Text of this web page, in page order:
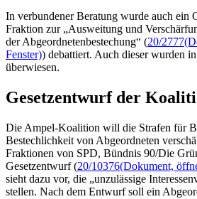
In verbundener Beratung wurde auch ein
Fraktion zur „Ausweitung und
der Abgeordnetenbestechung“ (20/2777
Fenster)) debattiert. Auch dieser wurden
überwiesen.
Gesetzentwurf der
Die Ampel-Koalition will die Strafen für
Bestechlichkeit von Abgeordneten
Fraktionen von SPD, Bündnis 90/Die
Gesetzentwurf (20/10376(Dokument,
sieht dazu vor, die „unzulässige
stellen. Nach dem Entwurf soll ein